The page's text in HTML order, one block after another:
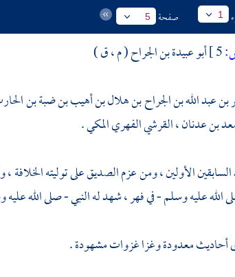
1 صفحة 5
أبو عبيدة بن الجراح ( م ، ق )
بن عبد الله بن الجراح بن هلال بن أهيب بن ضبة بن
بن عدنان ، القرشي الفهري المكي .
الأولين ، ومن عزم الصديق على توليته الخلافة ،
الله عليه وسلم - فيفهر ،شهد له النبي - صلى الله عليه
معدودة وغزا غزوات مشهودة .